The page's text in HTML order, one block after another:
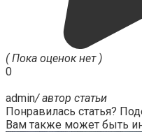
( Пока оценок нет )
0
admin/ автор статьи
Понравилась статья?
Вам также может быть